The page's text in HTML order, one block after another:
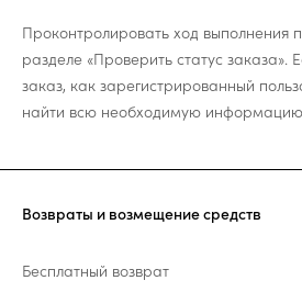
Проконтролировать ход выполнения
разделе «Проверить статус заказа».
заказ, как зарегистрированный
найти всю необходимую
Возвраты и возмещение средств
Бесплатный возврат